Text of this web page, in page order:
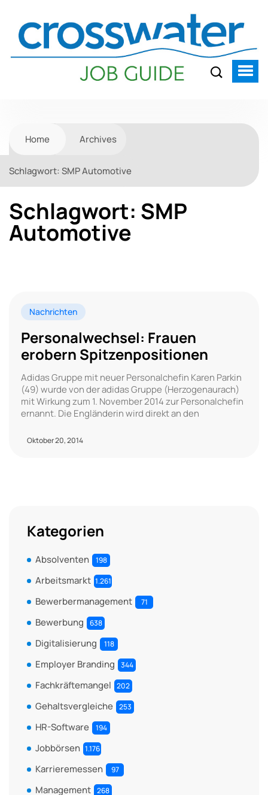
Home Archives
Schlagwort: SMP Automotive
Schlagwort: SMP
Automotive
Nachrichten
Personalwechsel: Frauen
erobern Spitzenpositionen
Adidas Gruppe mit neuer Personalchefin Karen Parkin
(49) wurde von der adidas Gruppe (Herzogenaurach)
mit Wirkung zum 1. November 2014 zur Personalchefin
ernannt. Die Engländerin wird direkt an den
Oktober 20, 2014
Kategorien
Absolventen 198
Arbeitsmarkt 1.261
Bewerbermanagement 71
Bewerbung 638
Digitalisierung 118
Employer Branding 344
Fachkräftemangel 202
Gehaltsvergleiche 253
HR-Software 194
Jobbörsen 1.176
Karrieremessen 97
Management 268